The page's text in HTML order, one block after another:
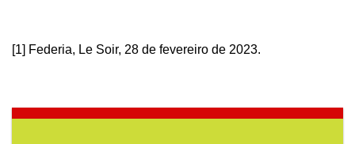
[1] Federia, Le Soir, 28 de fevereiro de 2023.